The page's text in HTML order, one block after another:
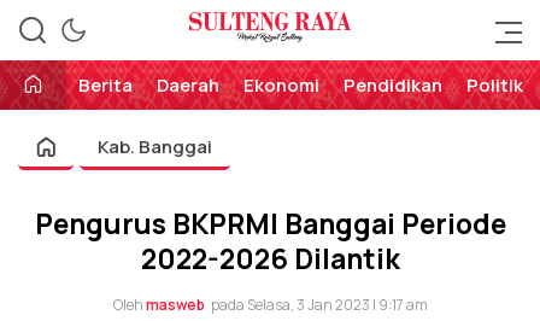
Sulteng Raya
Perekat Rakyat Sulteng
Berita
Daerah Ekonomi Pendidikan Politik
Kab. Banggai
Pengurus BKPRMI Banggai Periode
2022-2026 Dilantik
Olehmasweb pada Selasa, 3 Jan 2023 | 9:17 am